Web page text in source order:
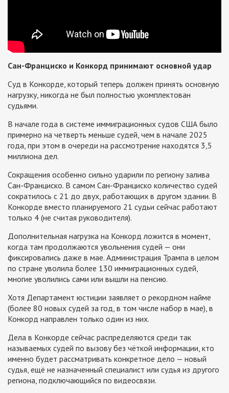
Сан-Франциско и Конкорд принимают основной удар
Суд в Конкорде, который теперь должен принять основную
нагрузку, никогда не был полностью укомплектован
судьями.
В начале года в системе иммиграционных судов США было
примерно на четверть меньше судей, чем в начале 2025
года, при этом в очереди на рассмотрение находятся 3,5
миллиона дел.
Сокращения особенно сильно ударили по региону залива
Сан-Франциско. В самом Сан-Франциско количество судей
сократилось с 21 до двух, работающих в другом здании. В
Конкорде вместо планируемого 21 судьи сейчас работают
только 4 (не считая руководителя).
Дополнительная нагрузка на Конкорд ложится в момент,
когда там продолжаются увольнения судей — они
фиксировались даже в мае. Администрация Трампа в целом
по стране уволила более 130 иммиграционных судей,
многие уволились сами или вышли на пенсию.
Хотя Департамент юстиции заявляет о рекордном найме
(более 80 новых судей за год, в том числе набор в мае), в
Конкорд направлен только один из них.
Дела в Конкорде сейчас распределяются среди так
называемых судей по вызову без чёткой информации, кто
именно будет рассматривать конкретное дело — новый
судья, ещё не назначенный специалист или судья из другого
региона, подключающийся по видеосвязи.